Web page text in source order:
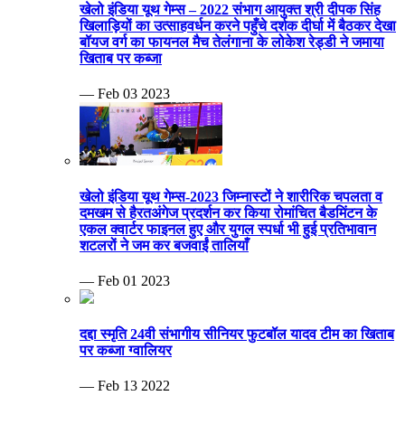
खेलो इंडिया यूथ गेम्स – 2022 संभाग आयुक्त श्री दीपक सिंह
खिलाड़ियों का उत्साहवर्धन करने पहुँचे दर्शक दीर्घा में बैठकर देखा
बॉयज वर्ग का फायनल मैच तेलंगाना के लोकेश रेड्डी ने जमाया
खिताब पर कब्जा
— Feb 03 2023
खेलो इंडिया यूथ गेम्स-2023 जिम्नास्टों ने शारीरिक चपलता व
दमखम से हैरतअंगेज प्रदर्शन कर किया रोमांचित बैडमिंटन के
एकल क्वार्टर फाइनल हुए और युगल स्पर्धा भी हुई प्रतिभावान
शटलरों ने जम कर बजवाईं तालियाँ
— Feb 01 2023
दद्दा स्मृति 24वी संभागीय सीनियर फुटबॉल यादव टीम का खिताब
पर कब्जा ग्वालियर
— Feb 13 2022